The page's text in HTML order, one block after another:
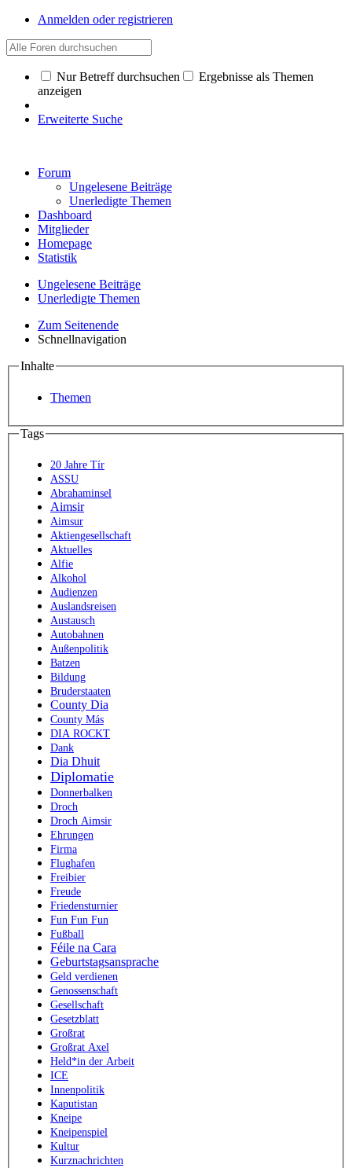
Anmelden oder registrieren
Nur Betreff durchsuchen
Ergebnisse als Themen
anzeigen
Erweiterte Suche
Forum
Ungelesene Beiträge
Unerledigte Themen
Dashboard
Mitglieder
Homepage
Statistik
Ungelesene Beiträge
Unerledigte Themen
Zum Seitenende
Schnellnavigation
Inhalte
Themen
Tags
20 Jahre Tír
ASSU
Abrahaminsel
Aimsir
Aimsur
Aktiengesellschaft
Aktuelles
Alfie
Alkohol
Audienzen
Auslandsreisen
Austausch
Autobahnen
Außenpolitik
Batzen
Bildung
Bruderstaaten
County Dia
County Más
DIA ROCKT
Dank
Dia Dhuit
Diplomatie
Donnerbalken
Droch
Droch Aimsir
Ehrungen
Firma
Flughafen
Freibier
Freude
Friedensturnier
Fun Fun Fun
Fußball
Féile na Cara
Geburtstagsansprache
Geld verdienen
Genossenschaft
Gesellschaft
Gesetzblatt
Großrat
Großrat Axel
Held*in der Arbeit
ICE
Innenpolitik
Kaputistan
Kneipe
Kneipenspiel
Kultur
Kurznachrichten